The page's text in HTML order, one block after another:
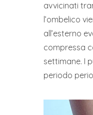
avvicinati
l’ombelico
all’esterno
compressa
settimane. I
periodo